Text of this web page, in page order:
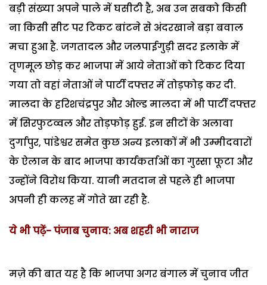
बड़ी संख्या अपने पाले में घसीटी है, अब उन सबको किसी
ना किसी सीट पर टिकट बांटने से अंदरखाने बड़ा बवाल
मचा हुआ है. जगतादल और जलपाईगुड़ी सदर इलाके में
तृणमूल छोड़ कर भाजपा में आये नेताओं को टिकट दिया
गया तो वहां नेताओं ने पार्टी दफ्तर में तोड़फोड़ कर दी.
मालदा के हरिशचंद्रपुर और ओल्ड मालदा में भी पार्टी दफ्तर
में सिरफुटव्वल और तोड़फोड़ हुई. इन सीटों के अलावा
दुर्गापुर, पांडेश्वर समेत कुछ अन्य इलाकों में भी उम्मीदवारों
के ऐलान के बाद भाजपा कार्यकर्ताओं का गुस्सा फूटा और
उन्होंने विरोध किया. यानी मतदान से पहले ही भाजपा
अपनी ही कलह में गोते खा रही है.
ये भी पढ़ें- पंजाब चुनाव: अब शहरी भी नाराज
मज़े की बात यह है कि भाजपा अगर बंगाल में चुनाव जीत